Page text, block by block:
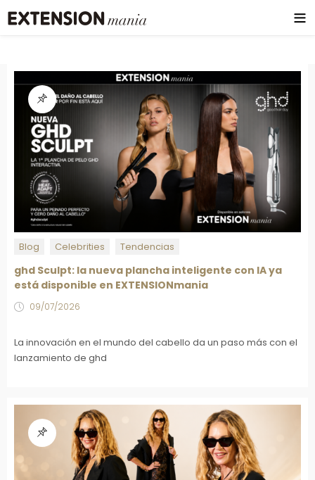
Blog Celebrities Tendencias
ghd Sculpt: la nueva plancha inteligente con IA ya
está disponible en EXTENSIONmania
09/07/2026
La innovación en el mundo del cabello da un paso más con el
lanzamiento de ghd